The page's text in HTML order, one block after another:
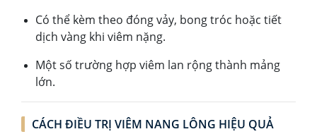
Có thể kèm theo đóng vảy, bong tróc hoặc tiết
dịch vàng khi viêm nặng.
Một số trường hợp viêm lan rộng thành mảng
lớn.
CÁCH ĐIỀU TRỊ VIÊM NANG LÔNG HIỆU QUẢ